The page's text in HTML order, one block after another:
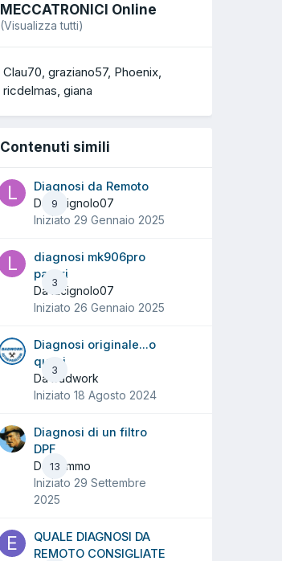
MECCATRONICI Online
(Visualizza tutti)
Clau70 graziano57 Phoenix
ricdelmas giana
Contenuti simili
9
Diagnosi da Remoto
Da lucignolo07
Iniziato 29 Gennaio 2025
3
diagnosi mk906pro
pareri
Da lucignolo07
Iniziato 26 Gennaio 2025
3
Diagnosi originale...o
quasi
Da badwork
Iniziato 18 Agosto 2024
13
Diagnosi di un filtro
DPF
Da Tommo
Iniziato 29 Settembre
2025
QUALE DIAGNOSI DA
REMOTO CONSIGLIATE